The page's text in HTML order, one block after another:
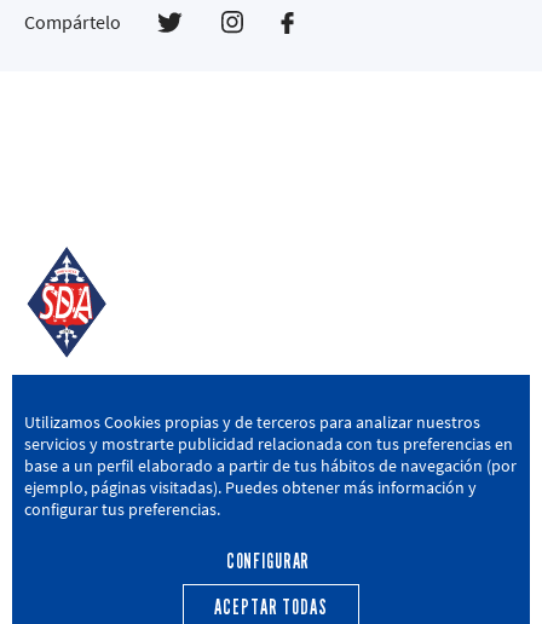
Compártelo
SD AMOREBIETA
San Miguel Kalea, 16, 48340 Amorebieta, Bizkaia
946 604 751 | sda@sdamorebieta.eus
Utilizamos Cookies propias y de terceros para analizar nuestros
servicios y mostrarte publicidad relacionada con tus preferencias en
base a un perfil elaborado a partir de tus hábitos de navegación (por
ejemplo, páginas visitadas). Puedes obtener más información y
configurar tus preferencias.
CONFIGURAR
ACEPTAR TODAS